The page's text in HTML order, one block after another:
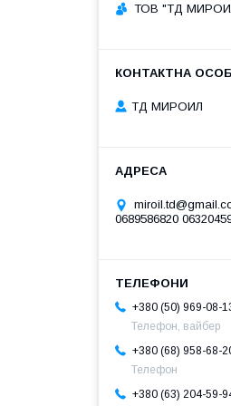
ТОВ "ТД
ТД МИРОИЛ
0689586820
+380 (50) 969-08-
Телефон, вайбер
+380 (68) 958-68-
Телефон
+380 (63) 204-59-